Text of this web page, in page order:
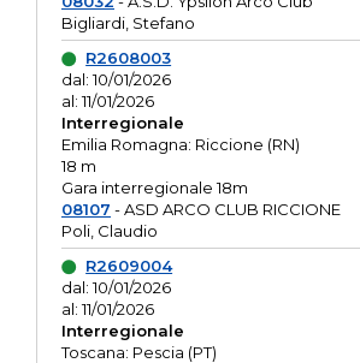
Bigliardi, Stefano
R2608003
dal: 10/01/2026
al: 11/01/2026
Interregionale
Emilia Romagna: Riccione (RN)
18 m
Gara interregionale 18m
08107 - ASD ARCO CLUB RICCIONE
Poli, Claudio
R2609004
dal: 10/01/2026
al: 11/01/2026
Interregionale
Toscana: Pescia (PT)